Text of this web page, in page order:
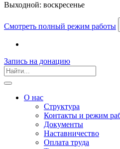
Выходной: воскресенье
Смотреть полный режим работы
Запись на дoнацию
О нас
Структура
Контакты и режим
Документы
Наставничество
Оплата труда